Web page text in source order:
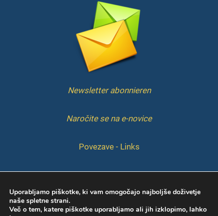
Newsletter abonnieren
Naročite se na e-novice
Povezave - Links
IMPRESSUM
Uporabljamo piškotke, ki vam omogočajo najboljše doživetje
naše spletne strani.
Več o tem, katere piškotke uporabljamo ali jih izklopimo, lahko